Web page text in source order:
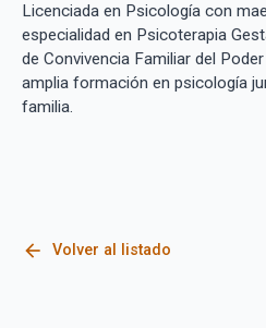
Licenciada en Psicología con
especialidad en Psicoterapia
de Convivencia Familiar del
amplia formación en psicología
familia.
arrow_back Volver al listado